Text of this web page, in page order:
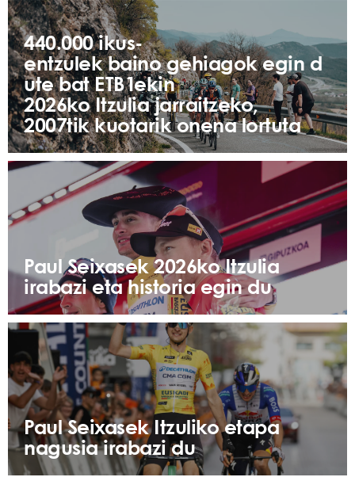
440.000 ikus-
entzulek baino gehiagok egin d
ute bat ETB1ekin
2026ko Itzulia jarraitzeko,
2007tik kuotarik onena lortuta
Paul Seixasek 2026ko Itzulia
irabazi eta historia egin du
Paul Seixasek Itzuliko etapa
nagusia irabazi du